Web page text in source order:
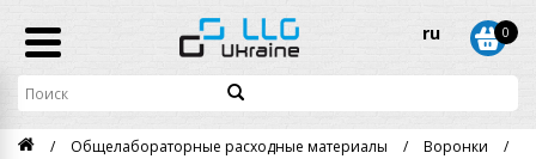
ru 0
Общелабораторные расходные материалы Воронки